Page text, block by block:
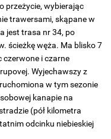
przeżycie, wybierając
trawersami, skąpane w
jest trasa nr 34, po
ścieżkę węża. Ma blisko 7
czerwone i czarne
Wyjechawszy z
w tym sezonie
kanapie na
(pół kilometra
odcinku niebieskiej